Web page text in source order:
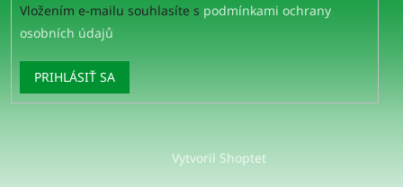
Vložením e-mailu souhlasíte s podmínkami ochrany
osobních údajů
PRIHLÁSIŤ SA
Vytvoril Shoptet